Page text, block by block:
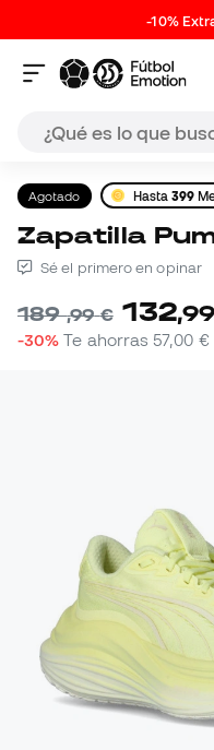
-10%
Agotado Hasta399
Zapatilla
Sé el primero en opinar
189,99 € 132,99
-30% Te ahorras57,00 €